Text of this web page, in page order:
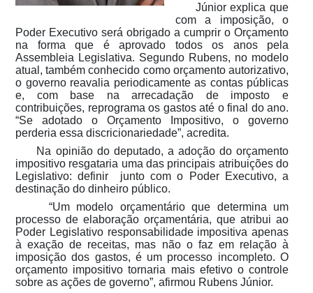
Júnior explica que
com a imposição, o
Poder Executivo será obrigado a cumprir o Orçamento
na forma que é aprovado todos os anos pela
Assembleia Legislativa. Segundo Rubens, no modelo
atual, também conhecido como orçamento autorizativo,
o governo reavalia periodicamente as contas públicas
e, com base na arrecadação de imposto e
contribuições, reprograma os gastos até o final do ano.
“Se adotado o Orçamento Impositivo, o governo
perderia essa discricionariedade”, acredita.
Na opinião do deputado, a adoção do orçamento
impositivo resgataria uma das principais atribuições do
Legislativo: definir junto com o Poder Executivo, a
destinação do dinheiro público.
“Um modelo orçamentário que determina um
processo de elaboração orçamentária, que atribui ao
Poder Legislativo responsabilidade impositiva apenas
à exação de receitas, mas não o faz em relação à
imposição dos gastos, é um processo incompleto. O
orçamento impositivo tornaria mais efetivo o controle
sobre as ações de governo”, afirmou Rubens Júnior.